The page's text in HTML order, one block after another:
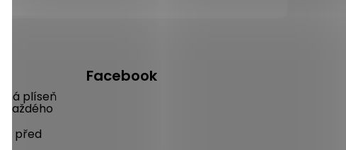
plíseň
každého
před
Facebook